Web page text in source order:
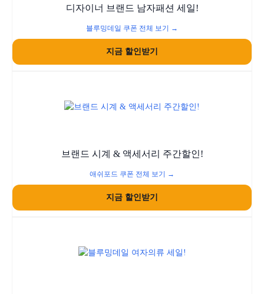
디자이너 브랜드 남자패션 세일!
블루밍데일 쿠폰 전체 보기 →
지금 할인받기
브랜드 시계 & 액세서리 주간할인!
애쉬포드 쿠폰 전체 보기 →
지금 할인받기